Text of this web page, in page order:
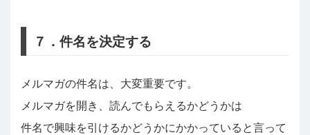
７．件名を決定する
メルマガの件名は、大変重要です。
メルマガを開き、読んでもらえるかどうかは
件名で興味を引けるかどうかにかかっていると言って